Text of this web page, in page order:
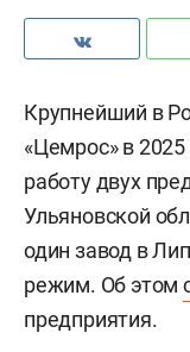
Крупнейший в
«Цемрос» в
работу двух
Ульяновской
один завод в
режим. Об этом
предприятия.